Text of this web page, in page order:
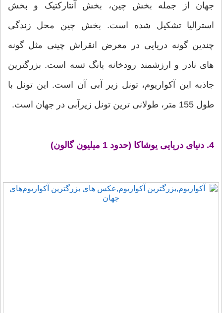
جهان از جمله بخش چین، بخش آنتارکتیک و بخش
استرالیا تشکیل شده است. بخش چین محل زندگی
چندین گونه دریایی در معرض انقراش چینی مثل گونه
های نادر و ارزشمند رودخانه یانگ تسه است. بزرگترین
جاذبه این آکواریوم، تونل زیر آبی آن است. این تونل با
طول 155 متر، طولانی ترین تونل زیرآبی در جهان است.
4. دنیای دریایی یوشاکا (حدود 1 میلیون گالون)